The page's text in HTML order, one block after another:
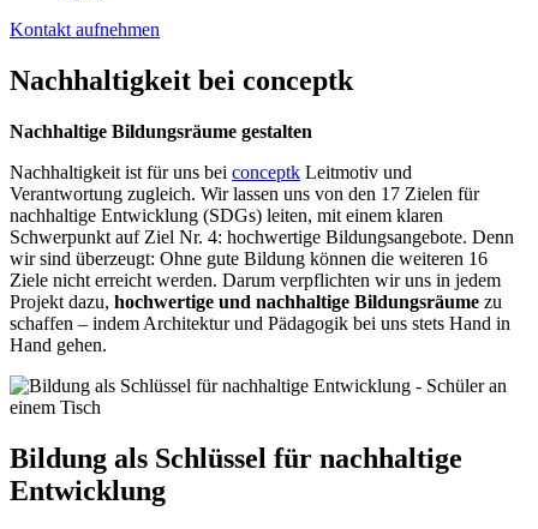
Kontakt aufnehmen
Nachhaltigkeit bei conceptk
Nachhaltige Bildungsräume gestalten
Nachhaltigkeit ist für uns bei conceptk Leitmotiv und
Verantwortung zugleich. Wir lassen uns von den 17 Zielen für
nachhaltige Entwicklung (SDGs) leiten, mit einem klaren
Schwerpunkt auf Ziel Nr. 4: hochwertige Bildungsangebote. Denn
wir sind überzeugt: Ohne gute Bildung können die weiteren 16
Ziele nicht erreicht werden. Darum verpflichten wir uns in jedem
Projekt dazu, hochwertige und nachhaltige Bildungsräume zu
schaffen – indem Architektur und Pädagogik bei uns stets Hand in
Hand gehen.
Bildung als Schlüssel für nachhaltige
Entwicklung